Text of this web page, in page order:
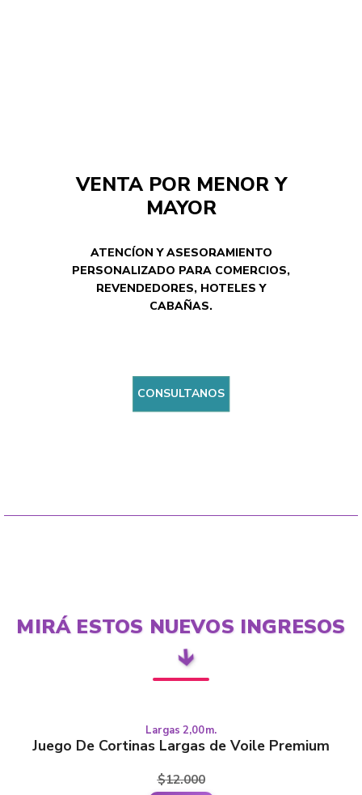
VENTA POR MENOR Y
MAYOR
ATENCÍON Y ASESORAMIENTO
PERSONALIZADO PARA COMERCIOS,
REVENDEDORES, HOTELES Y
CABAÑAS.
CONSULTANOS
MIRÁ ESTOS NUEVOS INGRESOS
🡳
Largas 2,00m.
Juego De Cortinas Largas de Voile Premium
$12.000
This
product
has